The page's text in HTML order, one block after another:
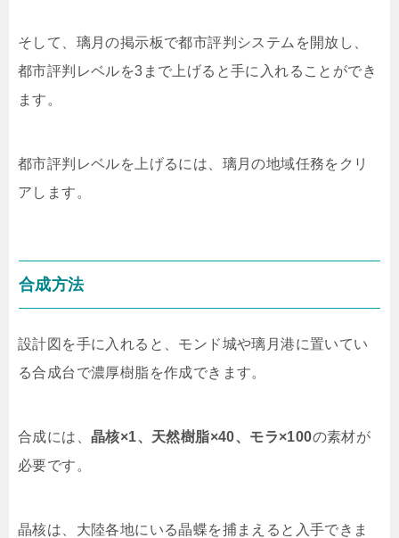
そして、璃月の掲示板で都市評判システムを開放し、
都市評判レベルを3まで上げると手に入れることができ
ます。
都市評判レベルを上げるには、璃月の地域任務をクリ
アします。
合成方法
設計図を手に入れると、モンド城や璃月港に置いてい
る合成台で濃厚樹脂を作成できます。
合成には、 晶核×1、天然樹脂×40、モラ×100の素材が
必要です。
晶核は、大陸各地にいる晶蝶を捕まえると入手できま